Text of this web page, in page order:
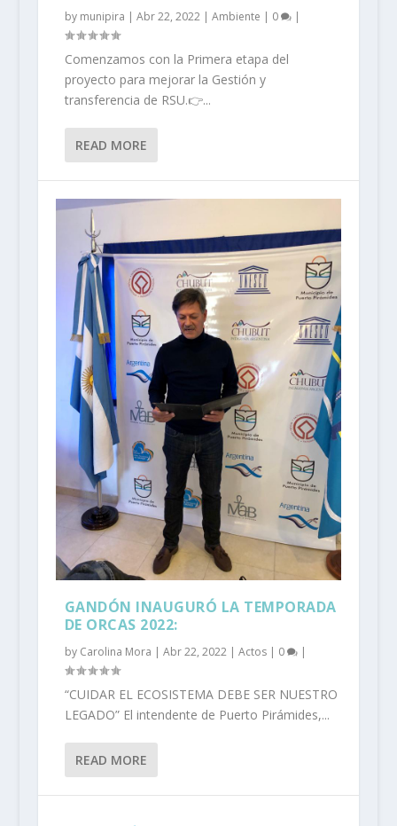
by munipira | Abr 22, 2022| Ambiente | 0 |
Comenzamos con la Primera etapa del
proyecto para mejorar la Gestión y
transferencia de RSU.👉...
READ MORE
GANDÓN INAUGURÓ LA TEMPORADA
DE ORCAS 2022:
by Carolina Mora | Abr 22, 2022| Actos| 0 |
“CUIDAR EL ECOSISTEMA DEBE SER NUESTRO
LEGADO” El intendente de Puerto Pirámides,...
READ MORE